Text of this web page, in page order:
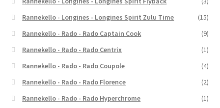
Rannekello - Longines - Longines Spirit Zulu Time
(15)
Rannekello - Rado - Rado Captain Cook
(9)
Rannekello - Rado - Rado Centrix
(1)
Rannekello - Rado - Rado Coupole
(4)
Rannekello - Rado - Rado Florence
(2)
Rannekello - Rado - Rado Hyperchrome
(1)